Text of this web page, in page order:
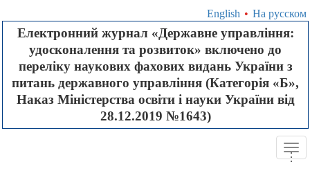
English • На русском
Електронний журнал «Державне управління:
удосконалення та розвиток» включено до
переліку наукових фахових видань України з
питань державного управління (Категорія «Б»,
Наказ Міністерства освіти і науки України від
28.12.2019 №1643)
...